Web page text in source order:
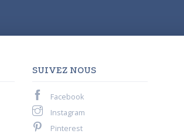
SUIVEZ NOUS
Facebook
Instagram
Pinterest